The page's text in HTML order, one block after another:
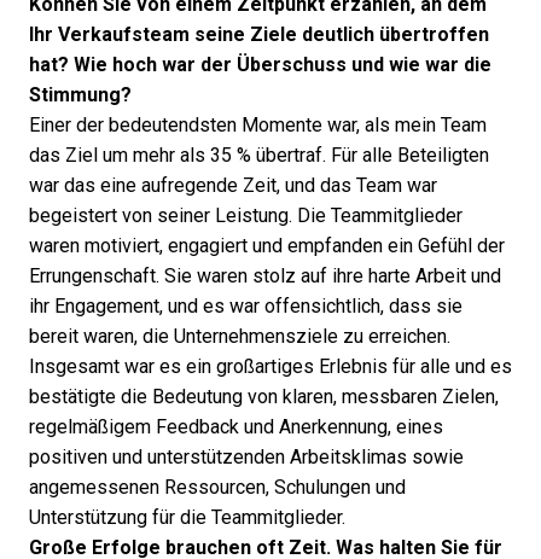
Können Sie von einem Zeitpunkt erzählen, an dem
Ihr Verkaufsteam seine Ziele deutlich übertroffen
hat? Wie hoch war der Überschuss und wie war die
Stimmung?
Einer der bedeutendsten Momente war, als mein Team
das Ziel um mehr als 35 % übertraf. Für alle Beteiligten
war das eine aufregende Zeit, und das Team war
begeistert von seiner Leistung. Die Teammitglieder
waren motiviert, engagiert und empfanden ein Gefühl der
Errungenschaft. Sie waren stolz auf ihre harte Arbeit und
ihr Engagement, und es war offensichtlich, dass sie
bereit waren, die Unternehmensziele zu erreichen.
Insgesamt war es ein großartiges Erlebnis für alle und es
bestätigte die Bedeutung von klaren, messbaren Zielen,
regelmäßigem Feedback und Anerkennung, eines
positiven und unterstützenden Arbeitsklimas sowie
angemessenen Ressourcen, Schulungen und
Unterstützung für die Teammitglieder.
Große Erfolge brauchen oft Zeit. Was halten Sie für